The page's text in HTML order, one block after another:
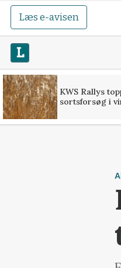
Læs e-avisen
KWS Rallys
sortsforsøg i